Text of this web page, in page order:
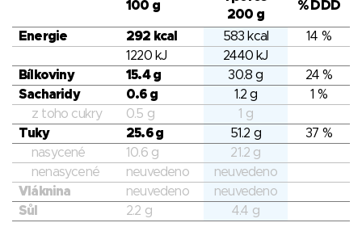
100 g
200 g
% DDD
Energie 292 kcal 583 kcal
14 %
1220 kJ
2440 kJ
Bílkoviny
15.4 g 30.8 g
24 %
Sacharidy
0.6 g 1.2 g
1 %
z toho cukry
0.5 g
1 g
Tuky
25.6 g 51.2 g
37 %
nasycené
10.6 g
21.2 g
nenasycené
neuvedeno
neuvedeno
Vláknina
neuvedeno
neuvedeno
Sůl
2.2 g 4.4 g